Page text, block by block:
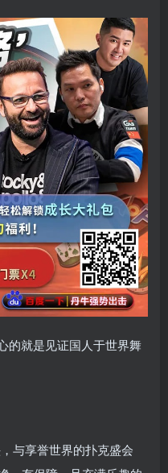
的就是见证国人于世界舞
与享誉世界的扑克盛会